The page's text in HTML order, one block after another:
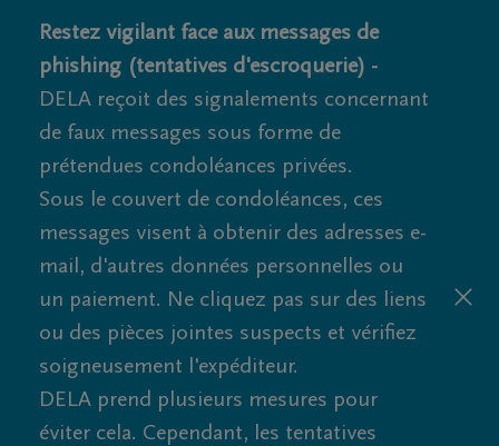
Restez vigilant face aux messages de
phishing (tentatives d'escroquerie) -
DELA reçoit des signalements concernant
de faux messages sous forme de
prétendues condoléances privées.
Sous le couvert de condoléances, ces
messages visent à obtenir des adresses e-
mail, d'autres données personnelles ou
un paiement. Ne cliquez pas sur des liens
ou des pièces jointes suspects et vérifiez
soigneusement l'expéditeur.
DELA prend plusieurs mesures pour
éviter cela. Cependant, les tentatives